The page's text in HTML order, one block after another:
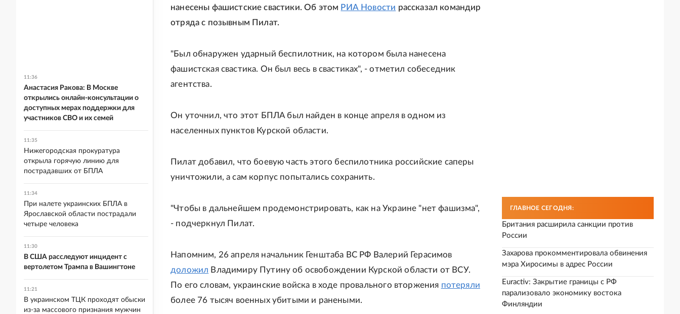
нанесены фашистские свастики. Об этом РИА Новости рассказал командир
отряда с позывным Пилат.
"Был обнаружен ударный беспилотник, на котором была нанесена
фашистская свастика. Он был весь в свастиках", - отметил собеседник
агентства.
Он уточнил, что этот БПЛА был найден в конце апреля в одном из
населенных пунктов Курской области.
Пилат добавил, что боевую часть этого беспилотника российские саперы
уничтожили, а сам корпус попытались сохранить.
"Чтобы в дальнейшем продемонстрировать, как на Украине "нет фашизма",
- подчеркнул Пилат.
Напомним, 26 апреля начальник Генштаба ВС РФ Валерий Герасимов
доложил Владимиру Путину об освобождении Курской области от ВСУ.
По его словам, украинские войска в ходе провального вторжения потеряли
более 76 тысяч военных убитыми и ранеными.
ГЛАВНОЕ СЕГОДНЯ:
Британия расширила санкции против
России
Захарова прокомментировала обвинения
мэра Хиросимы в адрес России
Euractiv: Закрытие границы с РФ
парализовало экономику востока
Финляндии
11:36
Анастасия Ракова: В Москве
открылись онлайн-консультации о
доступных мерах поддержки для
участников СВО и их семей
11:35
Нижегородская прокуратура
открыла горячую линию для
пострадавших от БПЛА
11:34
При налете украинских БПЛА в
Ярославской области пострадали
четыре человека
11:30
В США расследуют инцидент с
вертолетом Трампа в Вашингтоне
11:21
В украинском ТЦК проходят обыски
из-за массового признания мужчин